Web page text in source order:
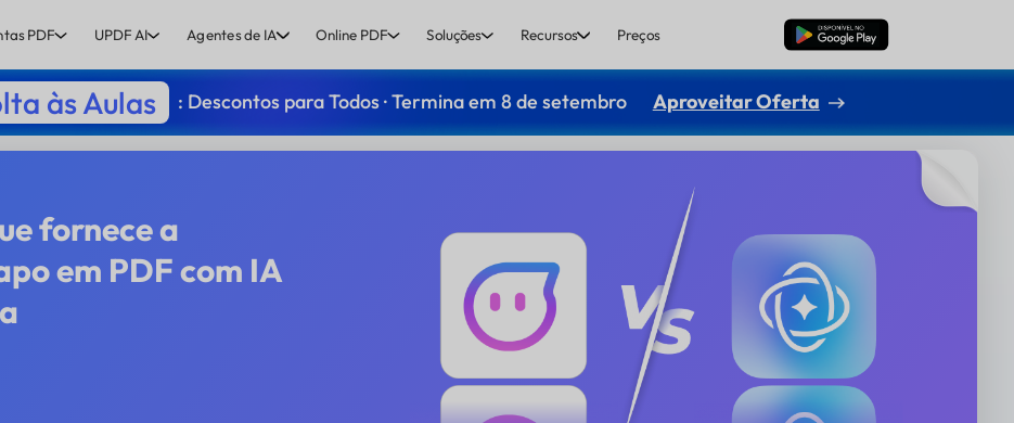
PDF UPDF AI Agentes de IA Online PDF Soluções Recursos Preços Baixar Grátis
às Aulas : Descontos para Todos · Termina em 8 de setembro Aproveitar Oferta
fornece a
em PDF com IA